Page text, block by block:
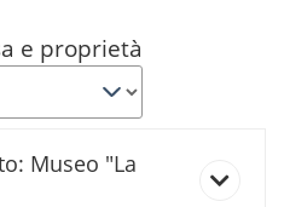
e proprietà
Museo "La